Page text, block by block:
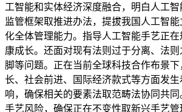
工智能和实体经济深度融合，明白人工智
监管框架取推进办法，提拔我国人工智
化全体管理能力。指导人工智能手艺正
康成长。还面对现有法则过于分离、法
脚等问题。正在当前全球科技合作布景
长、社会前进、国际经济款式等方面发
响，确保相关的要素法取范畴法协同共
手艺风险，确保正在不变性取新兴手艺